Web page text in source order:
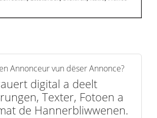
Annonceur vun dëser Annonce?
digital a deelt
Texter, Fotoen a
de Hannerbliwwenen.